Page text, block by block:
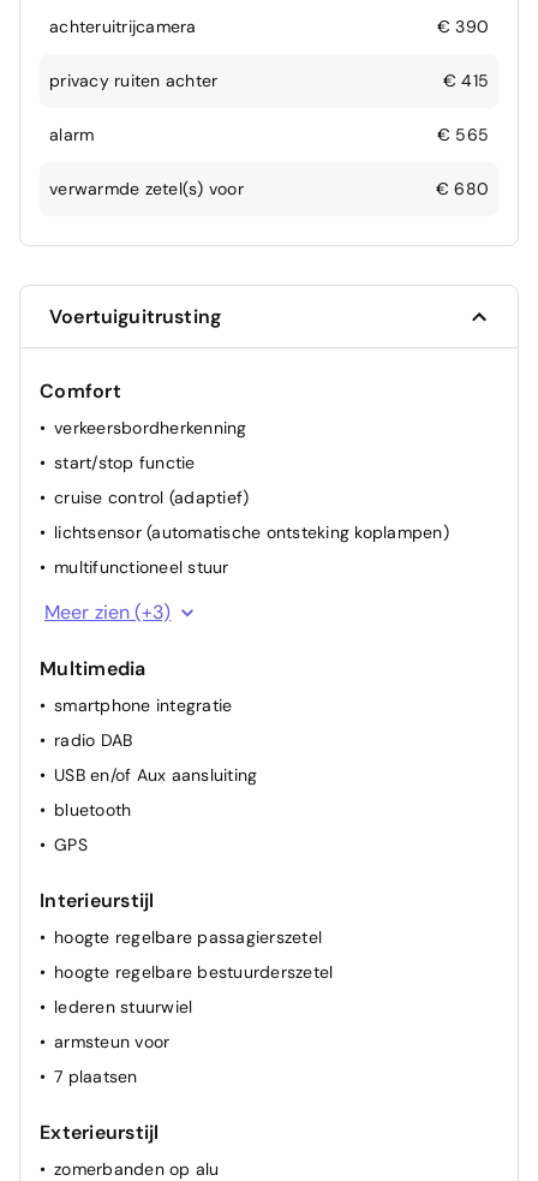
achteruitrijcamera € 390
privacy ruiten achter € 415
alarm € 565
verwarmde zetel(s) voor € 680
Voertuiguitrusting
Comfort
verkeersbordherkenning
start/stop functie
cruise control (adaptief)
lichtsensor (automatische ontsteking koplampen)
multifunctioneel stuur
regensensor
airconditioning (vol autom.)
Meer zien (+3)
Multimedia
smartphone integratie
radio DAB
USB en/of Aux aansluiting
bluetooth
GPS
Interieurstijl
hoogte regelbare passagierszetel
hoogte regelbare bestuurderszetel
lederen stuurwiel
armsteun voor
7 plaatsen
Exterieurstijl
zomerbanden op alu